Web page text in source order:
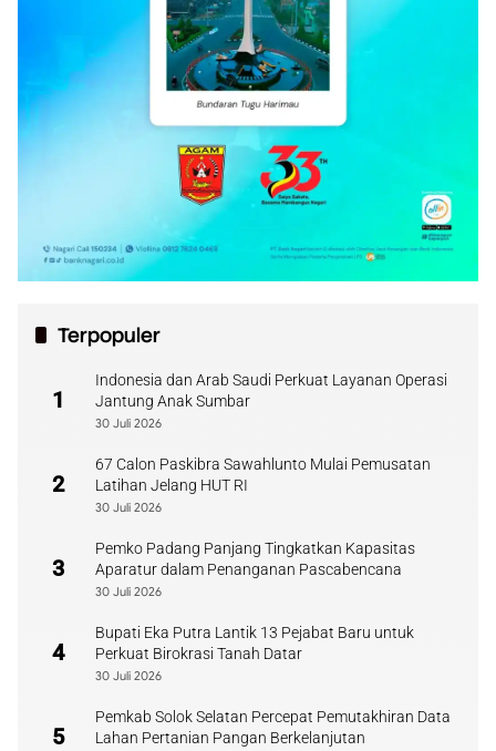
Terpopuler
1
Indonesia dan Arab Saudi Perkuat Layanan Operasi
Jantung Anak Sumbar
30 Juli 2026
2
67 Calon Paskibra Sawahlunto Mulai Pemusatan
Latihan Jelang HUT RI
30 Juli 2026
3
Pemko Padang Panjang Tingkatkan Kapasitas
Aparatur dalam Penanganan Pascabencana
30 Juli 2026
4
Bupati Eka Putra Lantik 13 Pejabat Baru untuk
Perkuat Birokrasi Tanah Datar
30 Juli 2026
5
Pemkab Solok Selatan Percepat Pemutakhiran Data
Lahan Pertanian Pangan Berkelanjutan